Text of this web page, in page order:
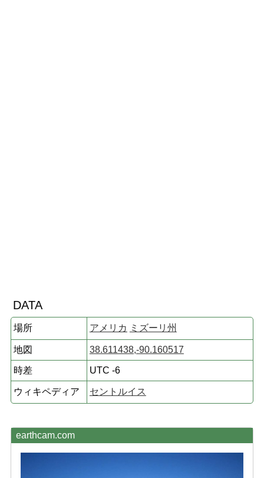
DATA
場所 アメリカ ミズーリ州
地図 38.611438,-90.160517
時差 UTC -6
ウィキペディア セントルイス
earthcam.com